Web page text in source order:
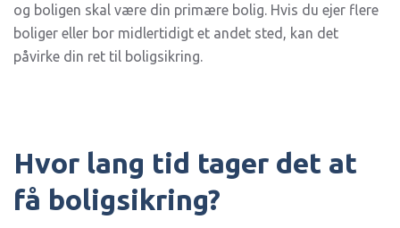
og boligen skal være din primære bolig. Hvis du ejer flere
boliger eller bor midlertidigt et andet sted, kan det
påvirke din ret til boligsikring.
Hvor lang tid tager det at
få boligsikring?